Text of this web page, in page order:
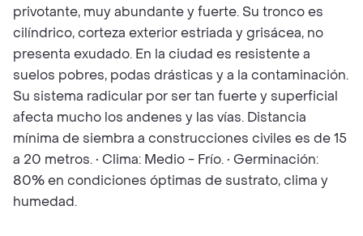
privotante, muy abundante y fuerte. Su tronco es
cilíndrico, corteza exterior estriada y grisácea, no
presenta exudado. En la ciudad es resistente a
suelos pobres, podas drásticas y a la contaminación.
Su sistema radicular por ser tan fuerte y superficial
afecta mucho los andenes y las vías. Distancia
mínima de siembra a construcciones civiles es de 15
a 20 metros. • Clima: Medio - Frío. • Germinación:
80% en condiciones óptimas de sustrato, clima y
humedad.